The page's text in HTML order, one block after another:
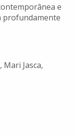
e
profundamente
Jasca,